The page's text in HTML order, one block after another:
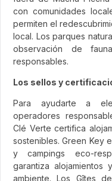
con comunidades
permiten el
local. Los parques
observación de
responsables.
Los sellos y
Para ayudarte a
operadores
Clé Verte certifica
sostenibles. Green Key
y campings eco-
garantiza alojamientos
ambiente. Los Gîtes